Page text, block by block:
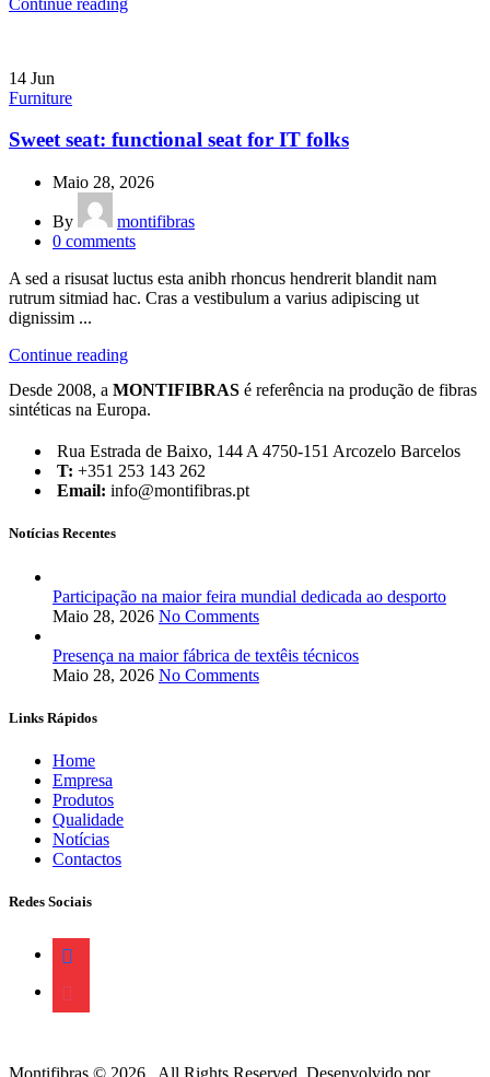
14 Jun
Furniture
Sweet seat: functional seat for IT folks
Maio 28, 2026
By
montifibras
0 comments
A sed a risusat luctus esta anibh rhoncus hendrerit blandit nam
rutrum sitmiad hac. Cras a vestibulum a varius adipiscing ut
dignissim ...
Continue reading
Desde 2008, a MONTIFIBRAS é referência na produção de fibras
sintéticas na Europa.
Rua Estrada de Baixo, 144 A 4750-151 Arcozelo Barcelos
T: +351 253 143 262
Email: info@montifibras.pt
Notícias Recentes
Participação na maior feira mundial dedicada ao desporto
Maio 28, 2026 No Comments
Presença na maior fábrica de textêis técnicos
Maio 28, 2026 No Comments
Links Rápidos
Home
Empresa
Produtos
Qualidade
Notícias
Contactos
Redes Sociais
facebook